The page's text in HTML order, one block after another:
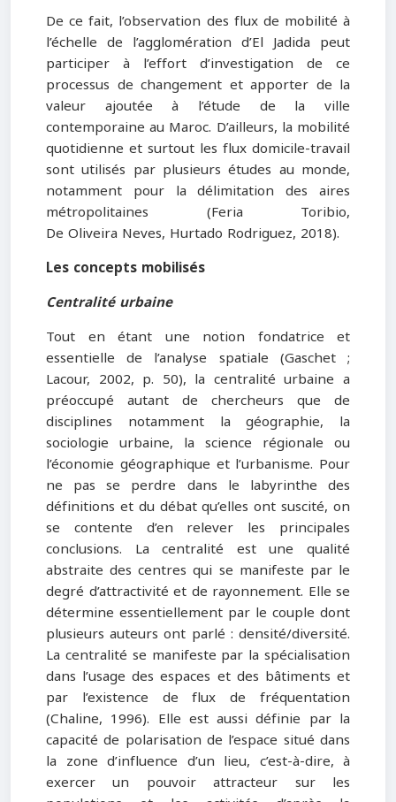
De ce fait, l’observation des flux de mobilité à
l’échelle de l’agglomération d’El Jadida peut
participer à l’effort d’investigation de ce
processus de changement et apporter de la
valeur ajoutée à l’étude de la ville
contemporaine au Maroc. D’ailleurs, la mobilité
quotidienne et surtout les flux domicile-travail
sont utilisés par plusieurs études au monde,
notamment pour la délimitation des aires
métropolitaines (Feria Toribio,
De Oliveira Neves, Hurtado Rodriguez, 2018).
Les concepts mobilisés
Centralité urbaine
Tout en étant une notion fondatrice et
essentielle de l’analyse spatiale (Gaschet ;
Lacour, 2002, p. 50), la centralité urbaine a
préoccupé autant de chercheurs que de
disciplines notamment la géographie, la
sociologie urbaine, la science régionale ou
l’économie géographique et l’urbanisme. Pour
ne pas se perdre dans le labyrinthe des
définitions et du débat qu’elles ont suscité, on
se contente d’en relever les principales
conclusions. La centralité est une qualité
abstraite des centres qui se manifeste par le
degré d’attractivité et de rayonnement. Elle se
détermine essentiellement par le couple dont
plusieurs auteurs ont parlé : densité/diversité.
La centralité se manifeste par la spécialisation
dans l’usage des espaces et des bâtiments et
par l’existence de flux de fréquentation
(Chaline, 1996). Elle est aussi définie par la
capacité de polarisation de l’espace situé dans
la zone d’influence d’un lieu, c’est-à-dire, à
exercer un pouvoir attracteur sur les